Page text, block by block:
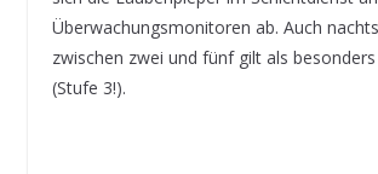
Überwachungsmonitoren ab. Auch
zwischen zwei und fünf gilt als
(Stufe 3!).